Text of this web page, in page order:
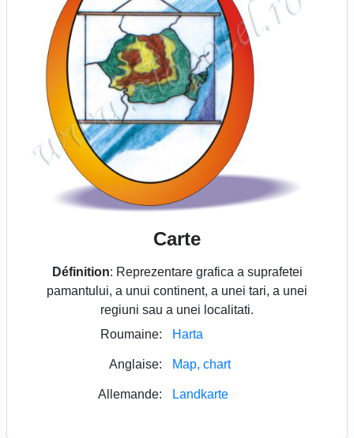
Carte
Définition: Reprezentare grafica a suprafetei
pamantului, a unui continent, a unei tari, a unei
regiuni sau a unei localitati.
Roumaine:
Harta
Anglaise: Map, chart
Allemande: Landkarte